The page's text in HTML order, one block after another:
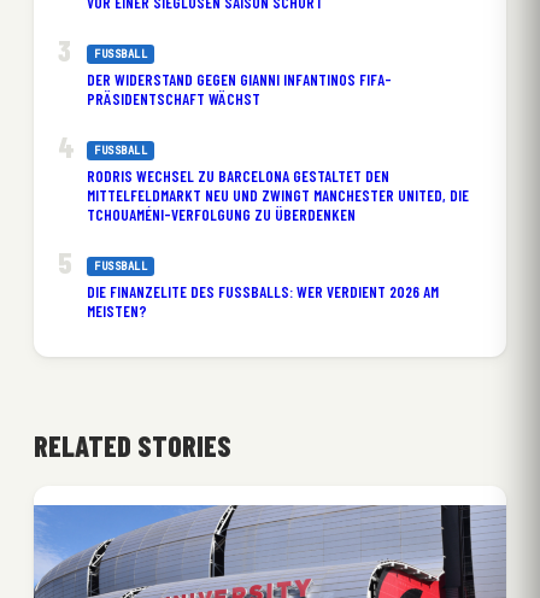
FUSSBALL
DER WIDERSTAND GEGEN GIANNI INFANTINOS FIFA-
PRÄSIDENTSCHAFT WÄCHST
FUSSBALL
RODRIS WECHSEL ZU BARCELONA GESTALTET DEN
MITTELFELDMARKT NEU UND ZWINGT MANCHESTER UNITED, DIE
TCHOUAMÉNI-VERFOLGUNG ZU ÜBERDENKEN
FUSSBALL
DIE FINANZELITE DES FUSSBALLS: WER VERDIENT 2026 AM M
EISTEN?
RELATED STORIES